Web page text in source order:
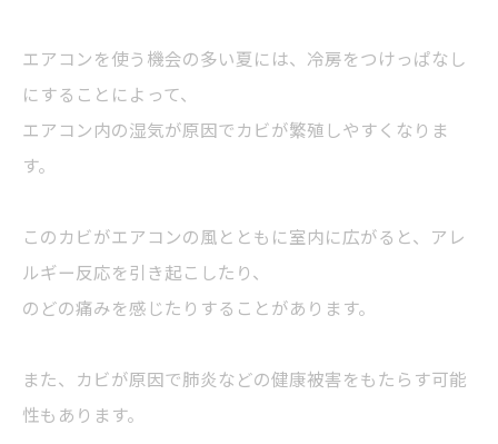
エアコンを使う機会の多い夏には、冷房をつけっぱなし
にすることによって、
エアコン内の湿気が原因でカビが繁殖しやすくなりま
す。
このカビがエアコンの風とともに室内に広がると、アレ
ルギー反応を引き起こしたり、
のどの痛みを感じたりすることがあります。
また、カビが原因で肺炎などの健康被害をもたらす可能
性もあります。